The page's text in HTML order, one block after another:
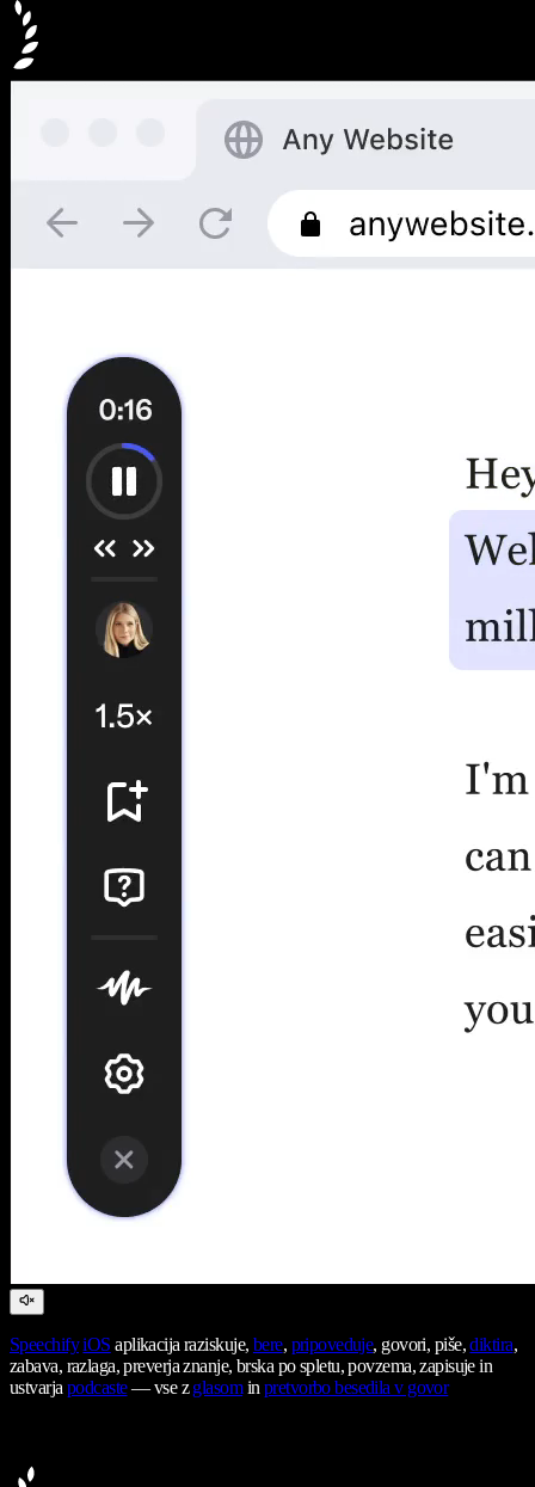
Speechify iOS aplikacija raziskuje, bere, pripoveduje, govori, piše,diktira,
zabava, razlaga, preverja znanje, brska po spletu, povzema, zapisuje in
ustvarjapodcaste— vse zglasominpretvorbo besedila v govor